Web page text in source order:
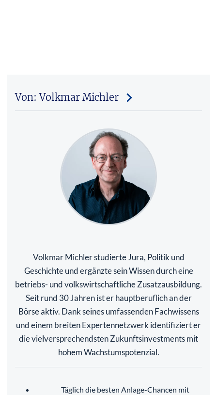
Von: Volkmar Michler
Volkmar Michler studierte Jura, Politik und
Geschichte und ergänzte sein Wissen durch eine
betriebs- und volkswirtschaftliche Zusatzausbildung.
Seit rund 30 Jahren ist er hauptberuflich an der
Börse aktiv. Dank seines umfassenden Fachwissens
und einem breiten Expertennetzwerk identifiziert er
die vielversprechendsten Zukunftsinvestments mit
hohem Wachstumspotenzial.
Täglich die besten Anlage-Chancen mit